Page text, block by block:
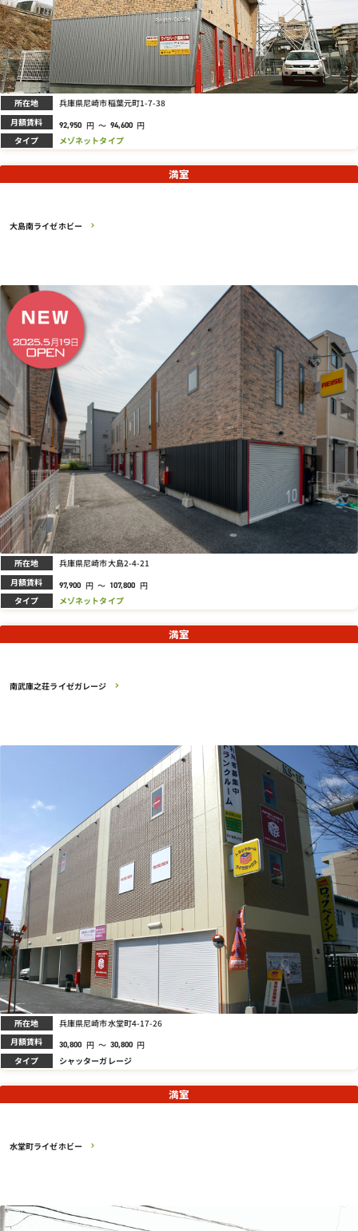
所在地 兵庫県尼崎市稲葉元町1-7-38
月額賃料 92,950 円 ～ 94,600 円
タイプ メゾネットタイプ
大島南ライゼホビー
満室
所在地 兵庫県尼崎市大島2-4-21
月額賃料 97,900 円 ～ 107,800 円
タイプ メゾネットタイプ
南武庫之荘ライゼガレージ
満室
所在地 兵庫県尼崎市水堂町4-17-26
月額賃料 30,800 円 ～ 30,800 円
タイプ シャッターガレージ
水堂町ライゼホビー
満室